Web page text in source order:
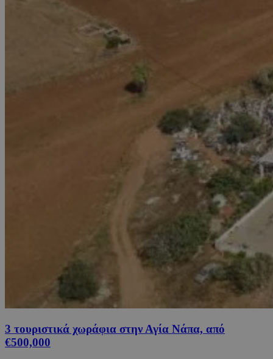
3 τουριστικά χωράφια στην Αγία Νάπα, από
€500,000